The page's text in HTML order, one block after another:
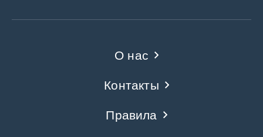
О нас
Контакты
Правила